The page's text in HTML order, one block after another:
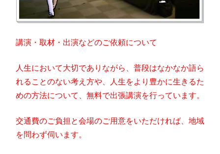
講演・取材・出演などのご依頼について
人生において大切でありながら、普段はなかなか語ら
れることのない考え方や、人生をより豊かに生きるた
めの方法について、無料で出張講演を行っています。
交通費のご負担と会場のご用意をいただければ、地域
を問わず伺います。